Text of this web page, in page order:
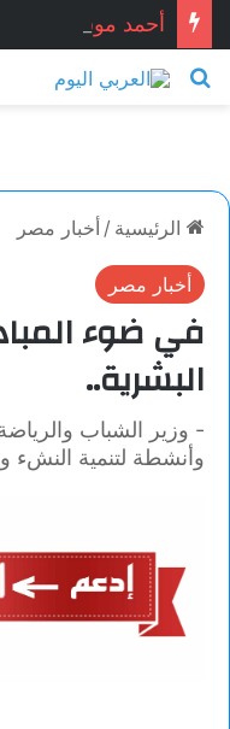
بحث عن
الرئيسية / أخبار مصر
أخبار مصر
في ضوء
البشرية..
- وزير الشباب
وأنشطة لتنمية النشء